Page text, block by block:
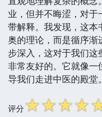
业，但并不晦涩，对
带解释。我发现，这本
奥的理论，而是循序渐
步深入，这对于我们
非常友好的。它就像一
导我们走进中医的殿堂。
评分☆☆☆☆